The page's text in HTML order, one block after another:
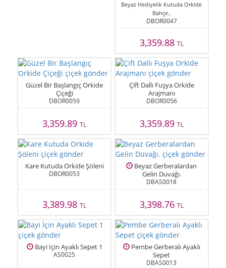
Beyaz Hediyelik Kutuda Orkide
Bahçe..
DBOR0047
3,359.88 TL
Güzel Bir Başlangıç Orkide
Çiçeği
DBOR0059
3,359.89TL
Çift Dallı Fuşya Orkide
Arajmanı
DBOR0056
3,359.89 TL
Kare Kutuda Orkide Şöleni
DBOR0053
3,389.98TL
Beyaz Gerberalardan
Gelin Duvağı.
DBAS0018
3,398.76 TL
Bayi İçin Ayaklı Sepet 1
AS0025
Pembe Gerberalı Ayaklı
Sepet
DBAS0013